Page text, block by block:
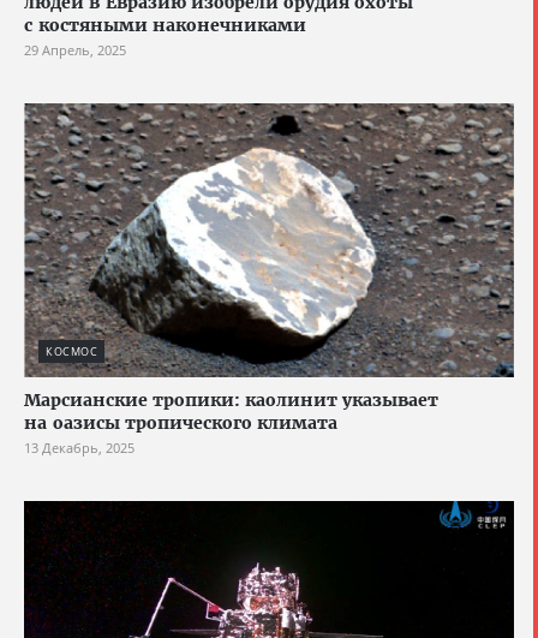
с костяными наконечниками
29 Апрель, 2025
КОСМОС
Марсианские тропики: каолинит указывает
на оазисы тропического климата
13 Декабрь, 2025